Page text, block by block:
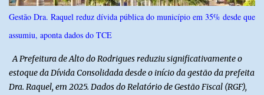
Gestão Dra. Raquel reduz dívida pública do município em 35% desde que
assumiu, aponta dados do TCE
A Prefeitura de Alto do Rodrigues reduziu significativamente o
estoque da Dívida Consolidada desde o início da gestão da prefeita
Dra. Raquel, em 2025. Dados do Relatório de Gestão Fiscal (RGF),